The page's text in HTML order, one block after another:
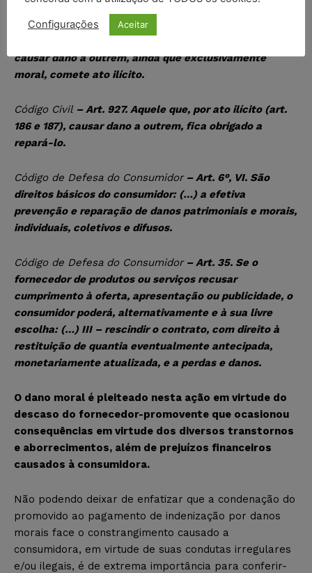
Código Civil– Art. 186. Aquele que, por ação ou omissão
causar dano a outrem, ainda que exclusivamente
moral, comete ato ilícito.
Código Civil – Art. 927. Aquele que, por ato ilícito (art.
186 e 187), causar dano a outrem, fica obrigado a
repará-lo.
Código de Defesa do Consumidor– Art. 6°, VI. São
direitos básicos do consumidor: (…) a efetiva
prevenção e reparação de danos patrimoniais e morais,
individuais, coletivos e difusos.
Código de Defesa do Consumidor– Art. 35. Se o
fornecedor de produtos ou serviços recusar
cumprimento à oferta, apresentação ou publicidade, o
consumidor poderá, alternativamente e à sua livre
escolha: (…) III – rescindir o contrato, com direito à
restituição de quantia eventualmente antecipada,
monetariamente atualizada, e a perdas e danos.
O dano moral é pleiteado nesta ação em virtude do
descaso do fornecedor-promovente que ocasionou
consequências em virtude dos diversos transtornos
e aborrecimentos, além de prejuízos financeiros
causados à consumidora.
Não podendo deixar de enfatizar que a condenação do
promovido ao pagamento de indenização por danos
morais face o constrangimento causado a
consumidora, em virtude de suas condutas irregulares
e/ou ilegais, é de extrema importância para conferir-
Configurações Aceitar